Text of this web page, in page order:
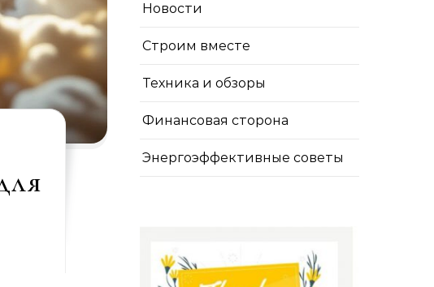
Новости
Строим вместе
Техника и обзоры
Финансовая сторона
Энергоэффективные советы